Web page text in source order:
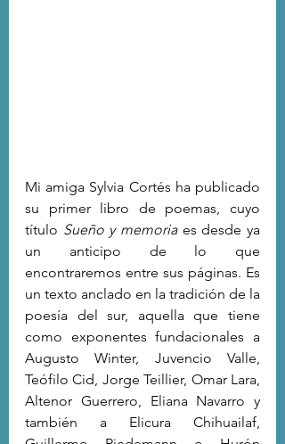
Mi amiga Sylvia Cortés ha publicado
su primer libro de poemas, cuyo
título Sueño y memoria es desde ya
un anticipo de lo que
encontraremos entre sus páginas. Es
un texto anclado en la tradición de la
poesía del sur, aquella que tiene
como exponentes fundacionales a
Augusto Winter, Juvencio Valle,
Teófilo Cid, Jorge Teillier, Omar Lara,
Altenor Guerrero, Eliana Navarro y
también a Elicura Chihuailaf,